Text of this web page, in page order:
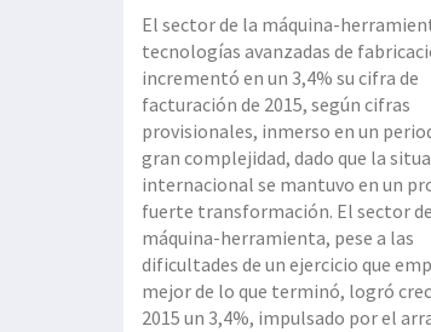
El sector de la máquina-
tecnologías avanzadas de
incrementó en un 3,4% su cifra de
facturación de 2015, según cifras
provisionales, inmerso en un
gran complejidad, dado que la
internacional se mantuvo en un
fuerte transformación. El sector
máquina-herramienta, pese a las
dificultades de un ejercicio que
mejor de lo que terminó, logró
2015 un 3,4%, impulsado por el